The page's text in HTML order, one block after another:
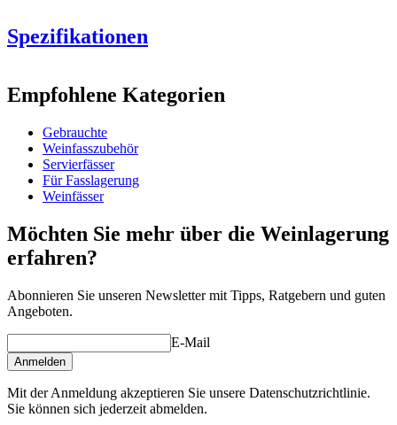
Spezifikationen
ProduktnummerARSP225-1QUARTER
Abmessungen (BxHxT cm)
Gewicht (kg)
Höhe (cm)25
Breite (cm)
Empfohlene Kategorien
Gebrauchte
Weinfasszubehör
Servierfässer
Für Fasslagerung
Weinfässer
Möchten Sie mehr über die Weinlagerung
erfahren?
Abonnieren Sie unseren Newsletter mit Tipps, Ratgebern und guten
Angeboten.
E-Mail
Anmelden
Mit der Anmeldung akzeptieren Sie unsere Datenschutzrichtlinie.
Sie können sich jederzeit abmelden.